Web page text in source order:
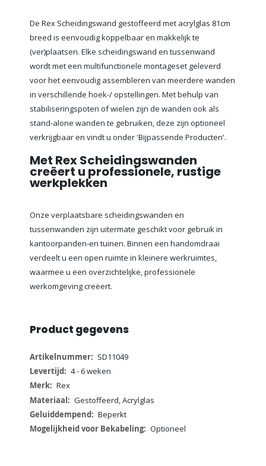
De Rex Scheidingswand gestoffeerd met acrylglas 81cm
breed is eenvoudig koppelbaar en makkelijk te
(ver)plaatsen. Elke scheidingswand en tussenwand
wordt met een multifunctionele montageset geleverd
voor het eenvoudig assembleren van meerdere wanden
in verschillende hoek-/ opstellingen. Met behulp van
stabiliseringspoten of wielen zijn de wanden ook als
stand-alone wanden te gebruiken, deze zijn optioneel
verkrijgbaar en vindt u onder 'Bijpassende Producten'.
Met Rex Scheidingswanden
creëert u professionele, rustige
werkplekken
Onze verplaatsbare scheidingswanden en
tussenwanden zijn uitermate geschikt voor gebruik in
kantoorpanden-en tuinen. Binnen een handomdraai
verdeelt u een open ruimte in kleinere werkruimtes,
waarmee u een overzichtelijke, professionele
werkomgeving creëert.
Product gegevens
Meer
informatie
SD11049
4 - 6 weken
Rex
Gestoffeerd, Acrylglas
Beperkt
Optioneel